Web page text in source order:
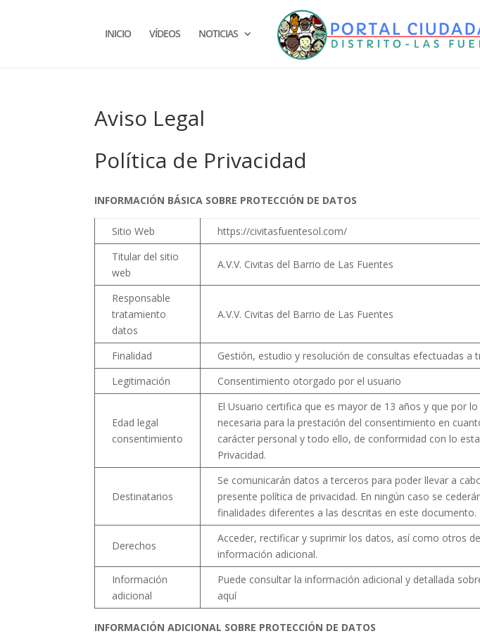
INICIO VÍDEOS NOTICIAS
Aviso Legal
Política de Privacidad
INFORMACIÓN BÁSICA SOBRE PROTECCIÓN DE DATOS
Sitio Web
https://civitasfuentesol.com/
Titular del sitio
web
A.V.V. Civitas del Barrio de Las Fuentes
Responsable
tratamiento
datos
A.V.V. Civitas del Barrio de Las Fuentes
Finalidad
Gestión, estudio y resolución de consultas efectuadas a
Legitimación
Consentimiento otorgado por el usuario
Edad legal
consentimiento
El Usuario certifica que es mayor de 13 años y que por
necesaria para la prestación del consentimiento en
carácter personal y todo ello, de conformidad con lo
Privacidad.
Destinatarios
Se comunicarán datos a terceros para poder llevar a
presente política de privacidad. En ningún caso se
finalidades diferentes a las descritas en este documento.
Derechos
Acceder, rectificar y suprimir los datos, así como otros
información adicional.
Información
adicional
Puede consultar la información adicional y detallada
aquí
INFORMACIÓN ADICIONAL SOBRE PROTECCIÓN DE DATOS